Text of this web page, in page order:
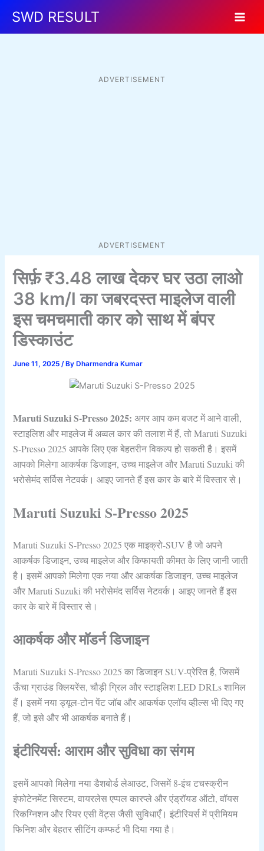
content
SWD RESULT
ADVERTISEMENT
ADVERTISEMENT
सिर्फ़ ₹3.48 लाख देकर घर उठा लाओ
38 km/l का जबरदस्त माइलेज वाली
इस चमचमाती कार को साथ में बंपर
डिस्काउंट
June 11, 2025/ By Dharmendra Kumar
Maruti Suzuki S-Presso 2025:अगर आप कम बजट में आने वाली,
स्टाइलिश और माइलेज में अव्‍वल कार की तलाश में हैं, तो Maruti Suzuki
S-Presso 2025 आपके लिए एक बेहतरीन विकल्‍प हो सकती है। इसमें
आपको मिलेगा आकर्षक डिजाइन, उच्‍च माइलेज और Maruti Suzuki की
भरोसेमंद सर्विस नेटवर्क। आइए जानते हैं इस कार के बारे में विस्‍तार से।
Maruti Suzuki S-Presso 2025
Maruti Suzuki S-Presso 2025 एक माइक्रो-SUV है जो अपने
आकर्षक डिजाइन, उच्‍च माइलेज और किफायती कीमत के लिए जानी जाती
है। इसमें आपको मिलेगा एक नया और आकर्षक डिजाइन, उच्‍च माइलेज
और Maruti Suzuki की भरोसेमंद सर्विस नेटवर्क। आइए जानते हैं इस
कार के बारे में विस्‍तार से।
आकर्षक और मॉडर्न डिजाइन
Maruti Suzuki S-Presso 2025 का डिजाइन SUV-प्रेरित है, जिसमें
ऊँचा ग्राउंड क्‍लियरेंस, चौड़ी ग्रिल और स्‍टाइलिश LED DRLs शामिल
हैं। इसमें नया ड्यूल-टोन पेंट जॉब और आकर्षक एलॉय व्‍हील्‍स भी दिए गए
हैं, जो इसे और भी आकर्षक बनाते हैं।
इंटीरियर्स: आराम और सुविधा का संगम
इसमें आपको मिलेगा नया डैशबोर्ड लेआउट, जिसमें 8-इंच टचस्‍क्रीन
इंफोटेनमेंट सिस्‍टम, वायरलेस एप्पल कारप्‍ले और एंड्रॉयड ऑटो, वॉयस
रिकग्‍निशन और रियर एसी वेंट्स जैसी सुविधाएँ। इंटीरियर्स में प्रीमियम
फिनिश और बेहतर सीटिंग कम्‍फर्ट भी दिया गया है।